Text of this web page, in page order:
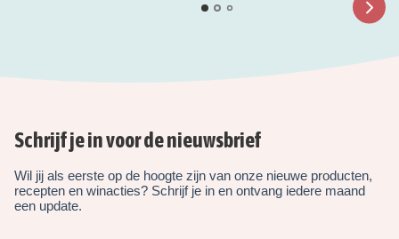
Schrijf je in voor de nieuwsbrief